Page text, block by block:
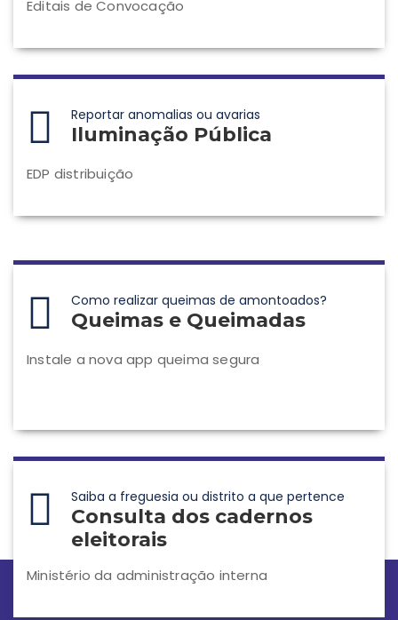
Editais de Convocação
Reportar anomalias ou avarias
Iluminação Pública
EDP distribuição
Como realizar queimas de amontoados?
Queimas e Queimadas
Instale a nova app queima segura
Saiba a freguesia ou distrito a que pertence
Consulta dos cadernos
eleitorais
Ministério da administração interna